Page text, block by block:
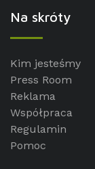
Na skróty
Kim jesteśmy
Press Room
Reklama
Współpraca
Regulamin
Pomoc